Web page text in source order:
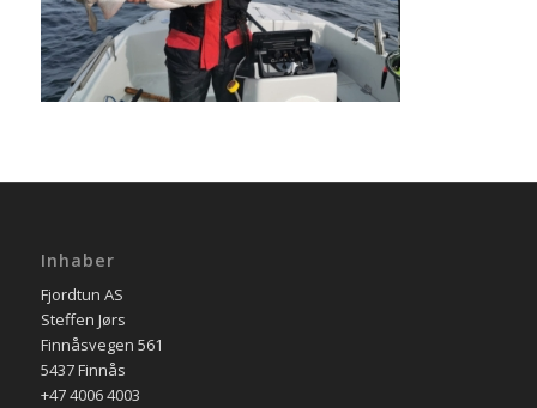
Inhaber
Fjordtun AS
Steffen Jørs
Finnåsvegen 561
5437 Finnås
+47 4006 4003